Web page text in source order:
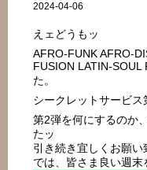
2024-04-06
えェどうもッ
AFRO-FUNK AFRO-
FUSION LATIN-SOUL
た。
シークレットサービス
第2弾を何にするのか
たッ
引き続き宜しくお願い
では、皆さま良い週末